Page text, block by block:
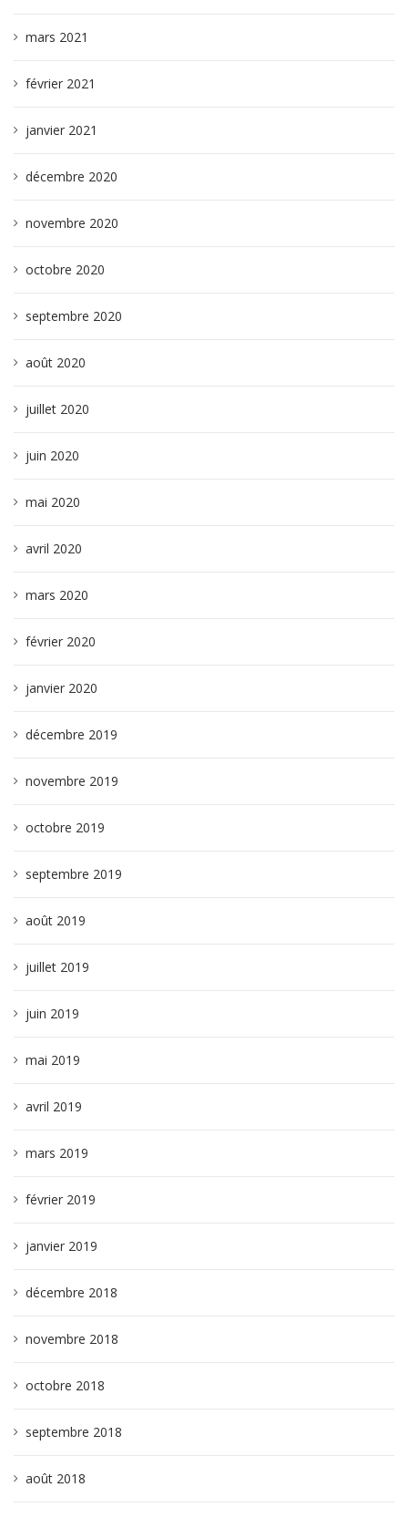
mars 2021
février 2021
janvier 2021
décembre 2020
novembre 2020
octobre 2020
septembre 2020
août 2020
juillet 2020
juin 2020
mai 2020
avril 2020
mars 2020
février 2020
janvier 2020
décembre 2019
novembre 2019
octobre 2019
septembre 2019
août 2019
juillet 2019
juin 2019
mai 2019
avril 2019
mars 2019
février 2019
janvier 2019
décembre 2018
novembre 2018
octobre 2018
septembre 2018
août 2018